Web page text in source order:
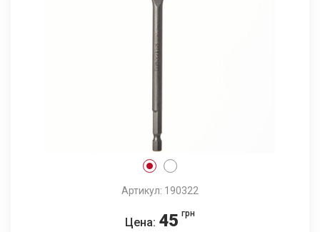
Артикул: 190322
Цена: 45 грн